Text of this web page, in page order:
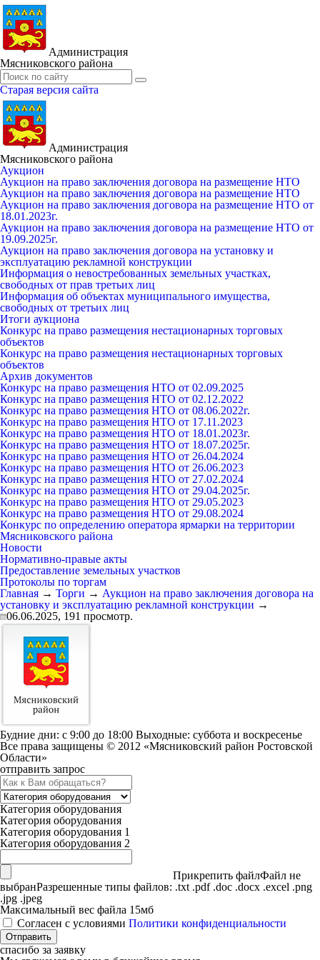
Администрация
Мясниковского района
Старая версия сайта
Администрация
Мясниковского района
Аукцион
Аукцион на право заключения договора на размещение НТО
Аукцион на право заключения договора на размещение НТО
Аукцион на право заключения договора на размещение НТО от
18.01.2023г.
Аукцион на право заключения договора на размещение НТО от
19.09.2025г.
Аукцион на право заключения договора на установку и
эксплуатацию рекламной конструкции
Информация о невостребованных земельных участках,
свободных от прав третьих лиц
Информация об объектах муниципального имущества,
свободных от третьих лиц
Итоги аукциона
Конкурс на право размещения нестационарных торговых
объектов
Конкурс на право размещения нестационарных торговых
объектов
Архив документов
Конкурс на право размещения НТО от 02.09.2025
Конкурс на право размещения НТО от 02.12.2022
Конкурс на право размещения НТО от 08.06.2022г.
Конкурс на право размещения НТО от 17.11.2023
Конкурс на право размещения НТО от 18.01.2023г.
Конкурс на право размещения НТО от 18.07.2025г.
Конкурс на право размещения НТО от 26.04.2024
Конкурс на право размещения НТО от 26.06.2023
Конкурс на право размещения НТО от 27.02.2024
Конкурс на право размещения НТО от 29.04.2025г.
Конкурс на право размещения НТО от 29.05.2023
Конкурс на право размещения НТО от 29.08.2024
Конкурс по определению оператора ярмарки на территории
Мясниковского района
Новости
Нормативно-правые акты
Предоставление земельных участков
Протоколы по торгам
Главная → Торги → Аукцион на право заключения договора на
установку и эксплуатацию рекламной конструкции →
06.06.2025, 191 просмотр.
Будние дни: c 9:00 до 18:00 Выходные: суббота и воскресенье
Все права защищены © 2012 «Мясниковский район Ростовской
Области»
отправить запрос
Категория оборудования
Категория оборудования
Категория оборудования 1
Категория оборудования 2
Прикрепить файлФайл не
выбранРазрешенные типы файлов: .txt .pdf .doc .docx .excel .png
.jpg .jpeg
Максимальный вес файла 15мб
Согласен с условиями Политики конфиденциальности
спасибо за заявку